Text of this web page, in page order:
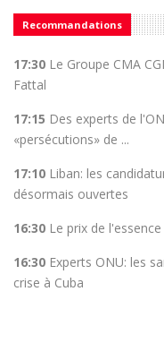
Recommandations
17:30 Le Groupe CMA
Fattal
17:15 Des experts de
«persécutions» de ...
17:10 Liban: les
désormais ouvertes
16:30 Le prix de
16:30 Experts ONU: les
crise à Cuba